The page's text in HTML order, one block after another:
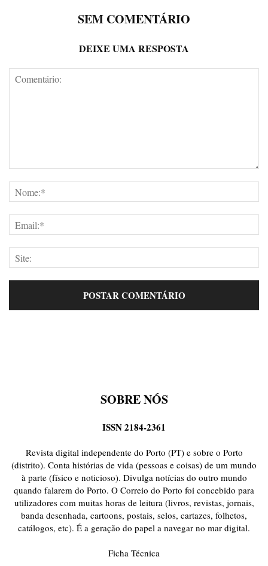
SEM COMENTÁRIO
DEIXE UMA RESPOSTA
SOBRE NÓS
ISSN 2184-2361
Revista digital independente do Porto (PT) e sobre o Porto
(distrito). Conta histórias de vida (pessoas e coisas) de um mundo
à parte (físico e noticioso). Divulga notícias do outro mundo
quando falarem do Porto. O Correio do Porto foi concebido para
utilizadores com muitas horas de leitura (livros, revistas, jornais,
banda desenhada, cartoons, postais, selos, cartazes, folhetos,
catálogos, etc). É a geração do papel a navegar no mar digital.
Ficha Técnica